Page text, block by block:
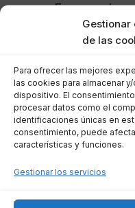
Gestionar
de las
Para ofrecer las mejores
las cookies para almacenar
dispositivo. El
procesar datos como el
identificaciones únicas en
consentimiento, puede
características y funciones.
Gestionar los servicios
Error en el
Hoist Finance.
Falta de
contractuales
la deuda.
Prácticas
reclamar la
para proteger tus
emita una sentencia